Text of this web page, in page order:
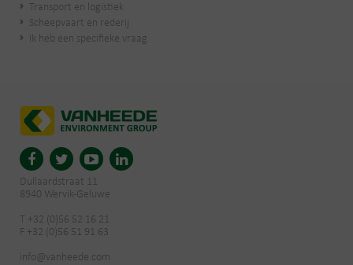
Transport en logistiek
Scheepvaart en rederij
Ik heb een specifieke vraag
Dullaardstraat 11
8940 Wervik-Geluwe
T +32 (0)56 52 16 21
F +32 (0)56 51 91 63
info@vanheede.com